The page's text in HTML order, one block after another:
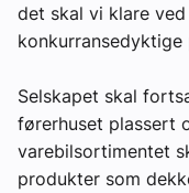
Tips oss
eBlad
det skal vi klare ved
Selskapet skal
førerhuset plassert
varebilsortimentet
produkter som